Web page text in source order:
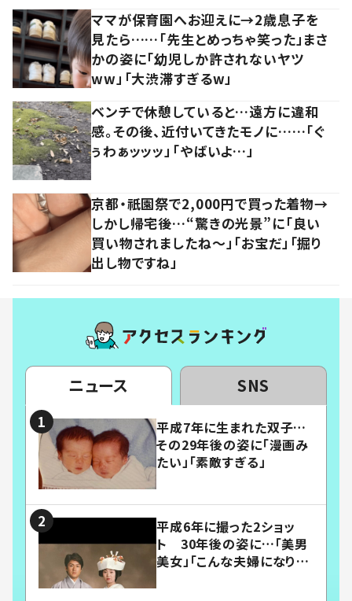
ママが保育園へお迎えに→2歳息子を
見たら……「先生とめっちゃ笑った」まさ
かの姿に「幼児しか許されないヤツ
ww」「大渋滞すぎるw」
ベンチで休憩していると…遠方に違和
感。その後、近付いてきたモノに……「ぐ
ぅわぁッッッ」「やばいよ…」
京都・祇園祭で2,000円で買った着物→
しかし帰宅後…“驚きの光景”に「良い
買い物されましたね～」「お宝だ」「掘り
出し物ですね」
ニュース SNS
平成7年に生まれた双子…
その29年後の姿に「漫画み
たい」「素敵すぎる」
平成6年に撮った2ショッ
ト 30年後の姿に…「美男
美女」「こんな夫婦になりた